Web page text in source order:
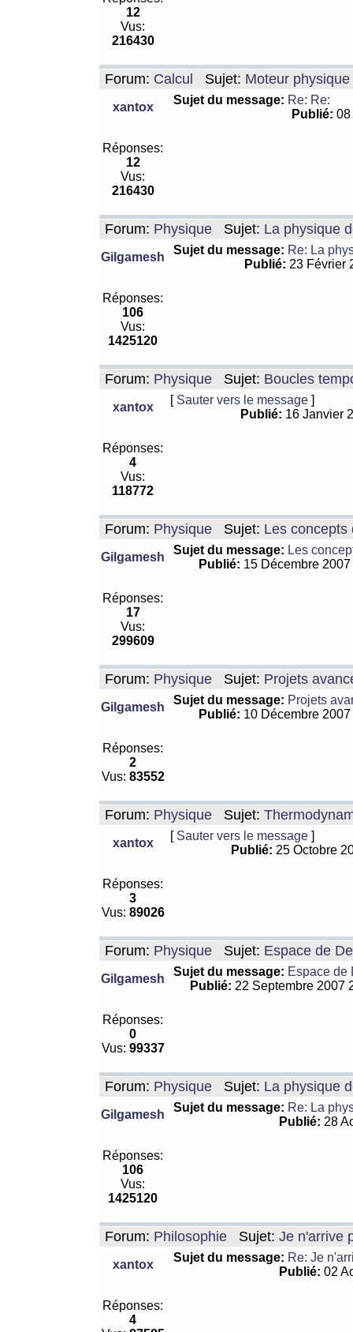
12
Vus:
216430
Forum: Calcul Sujet: Moteur
xantox
Sujet du message: Re: Re:
Publié:
Réponses:
12
Vus:
216430
Forum: Physique Sujet: La physique
Gilgamesh
Sujet du message: Re: La
Publié: 23 Février
Réponses:
106
Vus:
1425120
Forum: Physique Sujet: Boucles
xantox
[ Sauter vers le message ]
Publié: 16 Janvier
Réponses:
4
Vus:
118772
Forum: Physique Sujet: Les concepts
Gilgamesh
Sujet du message: Les
Publié: 15 Décembre
Réponses:
17
Vus:
299609
Forum: Physique Sujet: Projets
Gilgamesh
Sujet du message: Projets
Publié: 10 Décembre
Réponses:
2
Vus: 83552
Forum: Physique Sujet:
xantox
[ Sauter vers le message ]
Publié: 25 Octobre
Réponses:
3
Vus: 89026
Forum: Physique Sujet: Espace de
Gilgamesh
Sujet du message: Espace de
Publié: 22 Septembre 2007
Réponses:
0
Vus: 99337
Forum: Physique Sujet: La physique
Gilgamesh
Sujet du message: Re: La
Publié: 28
Réponses:
106
Vus:
1425120
Forum: Philosophie Sujet: Je n'arrive
xantox
Sujet du message: Re: Je
Publié: 02
Réponses:
4